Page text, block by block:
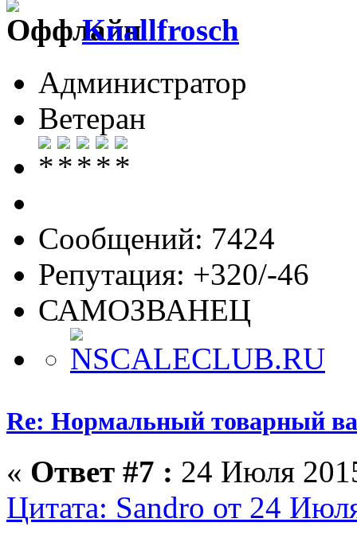
Knallfrosch
Администратор
Ветеран
Сообщений: 7424
Репутация: +320/-46
САМОЗВАНЕЦ
Re: Нормальный товарный
« Ответ #7 : 24 Июля
Цитата: Sandro от 24